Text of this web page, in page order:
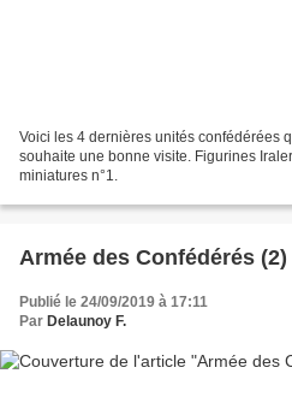
Voici les 4 dernières unités confédérées
souhaite une bonne visite. Figurines
miniatures n°1.
Armée des Confédérés (2)
Publié le 24/09/2019 à 17:11
Par Delaunoy F.